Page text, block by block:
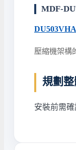
MDF-
DU503VHA
壓縮機架構
規劃
安裝前需